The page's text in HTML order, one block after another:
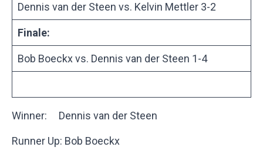
Dennis van der Steen vs. Kelvin Mettler 3-2
Finale:
Bob Boeckx vs. Dennis van der Steen 1-4
Winner: Dennis van der Steen
Runner Up: Bob Boeckx